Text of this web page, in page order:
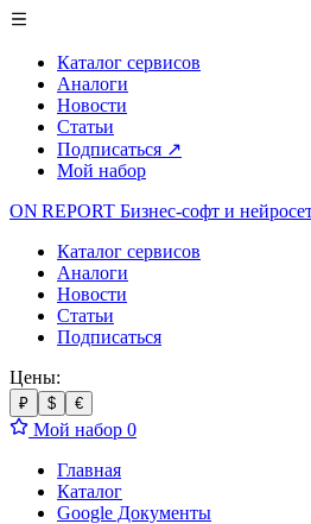
Каталог сервисов
Аналоги
Новости
Статьи
Подписаться ↗
Мой набор
ON REPORT Бизнес-софт и
Каталог сервисов
Аналоги
Новости
Статьи
Подписаться
Цены:
₽ $ €
Мой набор 0
Главная
Каталог
Google Документы